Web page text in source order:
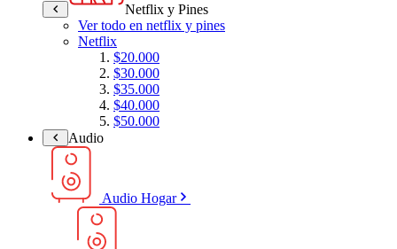
Netflix y Pines
Ver todo en netflix y pines
Netflix
$20.000
$30.000
$35.000
$40.000
$50.000
Audio
Audio Hogar